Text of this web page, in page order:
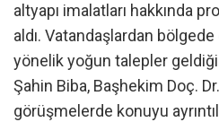
altyapı imalatları hakkında
aldı. Vatandaşlardan
yönelik yoğun talepler
Şahin Biba, Başhekim Doç.
görüşmelerde konuyu